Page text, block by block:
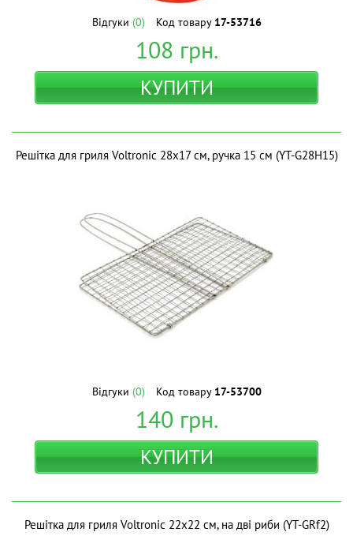
Відгуки (0) Код товару 17-53716
108 грн.
КУПИТИ
Решітка для гриля Voltronic 28х17 см, ручка 15 см (YT-G28H15)
Відгуки (0) Код товару 17-53700
140 грн.
КУПИТИ
Решітка для гриля Voltronic 22х22 см, на дві риби (YT-GRf2)